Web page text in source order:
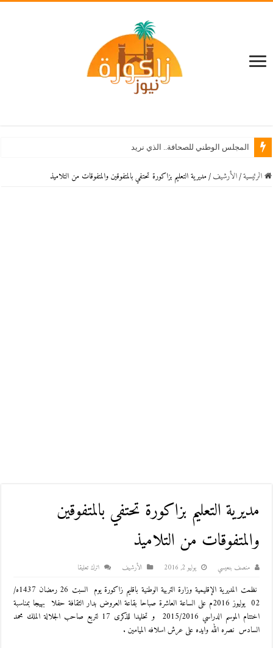
المجلس الوطني للصحافة.. الذي نريد
الرئيسية / اﻷرشيف / مديرية التعليم بزاكورة تحتفي بالمتفوقين والمتفوقات من التلاميذ
مديرية التعليم بزاكورة تحتفي بالمتفوقين
والمتفوقات من التلاميذ
منصف بنعيسي يوليو 2, 2016 اﻷرشيف اترك تعليقا
نظمت المديرية الإقليمية وزارة التربية الوطنية باقليم زاكورة يوم السبت 26 رمضان 1437ه/
02 يوليوز 2016م على الساعة العاشرة صباحا بقاعة العروض بدار الثقافة حفلا بهيجا بمناسبة
اختتام الموسم الدراسي 2015/2016 و تخليدا للذكرى 17 لتربع صاحب الجلالة الملك محمد
السادس نصره الله وايده على عرش اسلافه الميامين .